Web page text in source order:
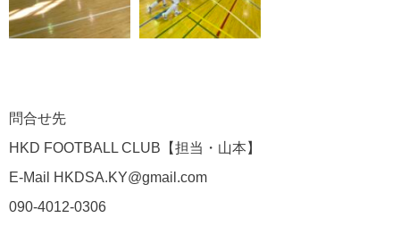
問合せ先
HKD FOOTBALL CLUB 【担当・山本】
E-Mail HKDSA.KY@gmail.com
090-4012-0306